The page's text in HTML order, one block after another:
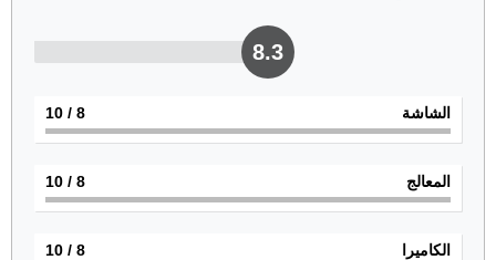
8.3
الشاشة 8
/ 10
المعالج 8
/ 10
الكاميرا 8
/ 10